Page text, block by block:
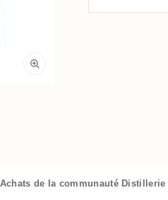
Achats de la communauté Distillerie